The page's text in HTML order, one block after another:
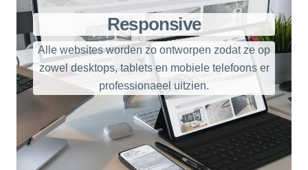
Responsive
Alle websites worden zo ontworpen zodat ze op
zowel desktops, tablets en mobiele telefoons er
professionaeel uitzien.